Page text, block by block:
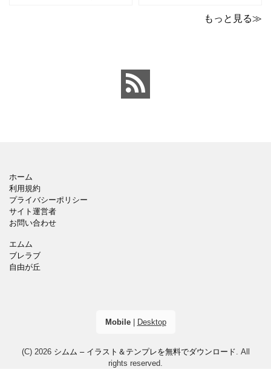
なパワーポイントのテン
トにおすすめします。 ダ
ウンロードしてテキス
もっと見る≫
ホーム
利用規約
プライバシーポリシー
サイト運営者
お問い合わせ
エムム
ブレラブ
自由が丘
Mobile| Desktop
(C) 2026 シムム – イラスト＆テンプレを無料でダウンロード . All
rights reserved.